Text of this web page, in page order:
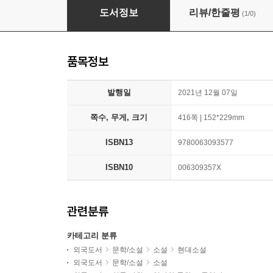
Beasts of a Little Land
도서정보 리뷰/한줄평 (1/0)
품목정보
발행일 2021년 12월 07일
쪽수, 무게, 크기 416쪽 | 152*229mm
ISBN13 9780063093577
ISBN10 006309357X
관련분류
카테고리 분류
외국도서 문학/소설 소설
현대소설
외국도서
문학/소설
소설